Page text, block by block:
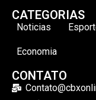
CATEGORIAS
Noticias
Economia
CONTATO